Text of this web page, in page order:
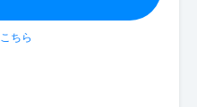
こちら